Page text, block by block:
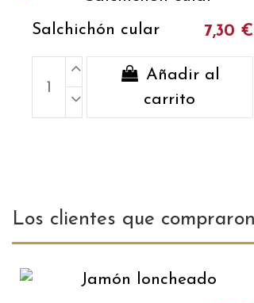
Salchichón cular 7,30 €
Añadir al
carrito
Los clientes que